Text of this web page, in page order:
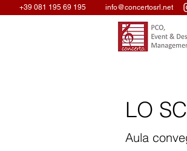
+39 081 195 69 195 info@concertosrl.net
LO
Aula